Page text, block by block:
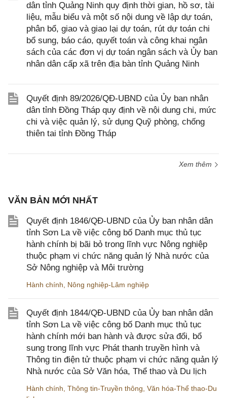
dân tỉnh Quảng Ninh quy định thời gian, hồ sơ, tài
liệu, mẫu biểu và một số nội dung về lập dự toán,
phân bổ, giao và giao lại dự toán, rút dự toán chi
bổ sung, báo cáo, quyết toán và công khai ngân
sách của các đơn vị dự toán ngân sách và Ủy ban
nhân dân cấp xã trên địa bàn tỉnh Quảng Ninh
Quyết định 89/2026/QĐ-UBND của Ủy ban nhân
dân tỉnh Đồng Tháp quy định về nội dung chi, mức
chi và việc quản lý, sử dụng Quỹ phòng, chống
thiên tai tỉnh Đồng Tháp
Xem thêm
VĂN BẢN MỚI NHẤT
Quyết định 1846/QĐ-UBND của Ủy ban nhân dân
tỉnh Sơn La về việc công bố Danh mục thủ tục
hành chính bị bãi bỏ trong lĩnh vực Nông nghiệp
thuộc phạm vi chức năng quản lý Nhà nước của
Sở Nông nghiệp và Môi trường
Hành chính Nông nghiệp-Lâm nghiệp
Quyết định 1844/QĐ-UBND của Ủy ban nhân dân
tỉnh Sơn La về việc công bố Danh mục thủ tục
hành chính mới ban hành và được sửa đổi, bổ
sung trong lĩnh vực Phát thanh truyền hình và
Thông tin điện tử thuộc phạm vi chức năng quản lý
Nhà nước của Sở Văn hóa, Thể thao và Du lịch
Hành chính Thông tin-Truyền thông Văn hóa-Thể thao-Du